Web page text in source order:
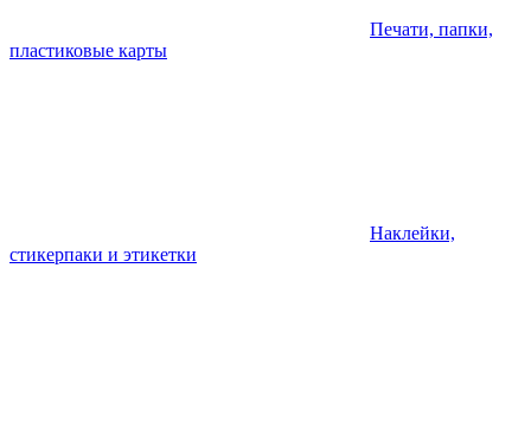
Печати, папки,
пластиковые карты
Наклейки,
стикерпаки и этикетки